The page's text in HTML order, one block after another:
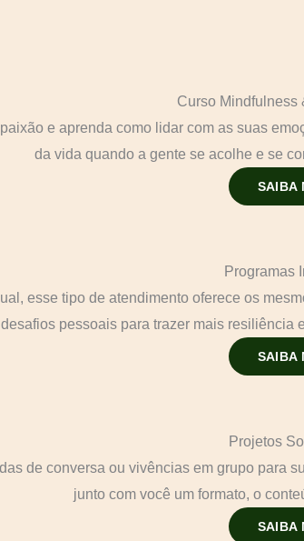
Curso Mindfulness
e aprenda como lidar com as suas
da vida quando a gente se acolhe e se
SAIBA
Programas
esse tipo de atendimento oferece os
pessoais para trazer mais
SAIBA
Projetos
de conversa ou vivências em grupo para
junto com você um formato, o
SAIBA